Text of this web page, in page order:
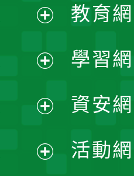
選
單
開
選
單
開
選
單
開
選
開
教育
學習
資安
活動